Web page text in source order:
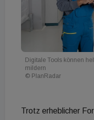
Digitale Tools können
mildern
© PlanRadar
Trotz erheblicher